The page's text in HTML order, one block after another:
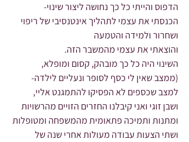
הדפוס והייתי כל כך נחושה ליצור שינוי-
הכנסתי את עצמי לתהליך אינטנסיבי של ריפוי
ושחרור ולמידה והטמעה
והוצאתי את עצמי מהמשבר הזה.
השינוי היה כל כך מובהק, קסום ומופלא,
(ממצב שאין לי כסף לסופר ונעליים לילדה-
למצב שכספים לא הפסיקו להתמגנט אליי,
ושבן זוגי ואני קיבלנו החזרים הזויים מהרשויות
ומתנות ותמיכה פתאומית מהמשפחה ומטופלות
ושתי הצעות עבודה מעולות אחרי שנה של